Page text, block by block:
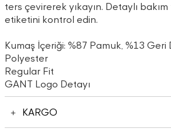
ters çevirerek yıkayın. Detaylı
etiketini kontrol edin.
Kumaş İçeriği: %87 Pamuk, %13
Polyester
Regular Fit
GANT Logo Detayı
KARGO